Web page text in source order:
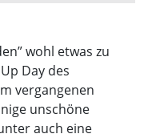
wohl etwas zu
Day des
vergangenen
unschöne
auch eine